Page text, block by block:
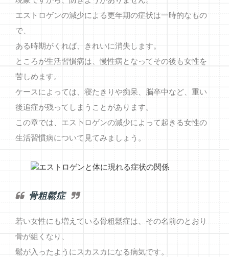
エストロゲンの減少による更年期の症状は一時的なもの
で、
ある時期がくれば、きれいに消失します。
ところが生活習慣病は、慢性病となってその後も女性を
苦しめます。
ケースによっては、寝たきりや痴呆、脳卒中など、重い
後追症が残ってしまうことがあります。
この章では、エス卜ロゲンの減少によって起きる女性の
生活習慣病について見てみましょう。
骨粗鬆症
若い女性にも増えている骨粗鬆症は、その名前のとおり
骨が組くなり、
鬆が入ったようにスカスカになる病気です。